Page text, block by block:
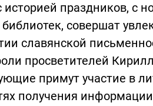
праздников, с
совершат
славянской
просветителей
примут участие в
получения